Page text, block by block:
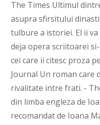
The Times Ultimul
asupra sfirsitului
tulbure a istoriei. El ii
deja opera scriitoarei
cei care ii citesc proza
Journal Un roman care
rivalitate intre frati. -
din limba engleza de
recomandat de Ioana